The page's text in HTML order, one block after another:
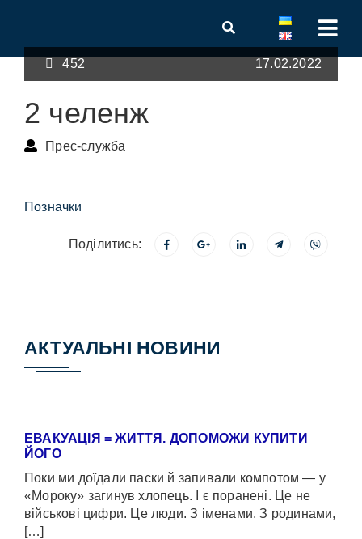
452 17.02.2022
2 челенж
Прес-служба
Позначки
Поділитись:
АКТУАЛЬНІ НОВИНИ
ЕВАКУАЦІЯ = ЖИТТЯ. ДОПОМОЖИ КУПИТИ
ЙОГО
Поки ми доїдали паски й запивали компотом — у
«Мороку» загинув хлопець. І є поранені. Це не
військові цифри. Це люди. З іменами. З родинами,
[…]